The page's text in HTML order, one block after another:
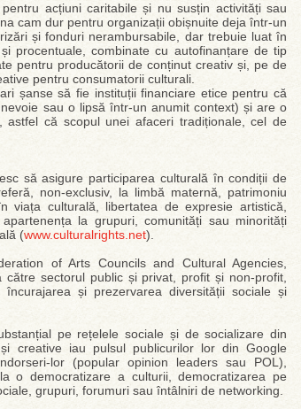
acțiuni caritabile și nu susțin activități sau
cam dur pentru organizații obișnuite deja într-un
și fonduri nerambursabile, dar trebuie luat în
procentuale, combinate cu autofinanțare de tip
pentru producătorii de conținut creativ și, pe de
pentru consumatorii culturali.
șanse să fie instituții financiare etice pentru că
sau o lipsă într-un anumit context) și are o
că scopul unei afaceri tradiționale, cel de
să asigure participarea culturală în condiții de
non-exclusiv, la limbă maternă, patrimoniu
viața culturală, libertatea de expresie artistică,
la grupuri, comunități sau minorități
(www.culturalrights.net).
of Arts Councils and Cultural Agencies,
sectorul public și privat, profit și non-profit,
și prezervarea diversității sociale și
pe rețelele sociale și de socializare din
creative iau pulsul publicurilor lor din Google
lor (popular opinion leaders sau POL),
o democratizare a culturii, democratizarea pe
grupuri, forumuri sau întâlniri de networking.